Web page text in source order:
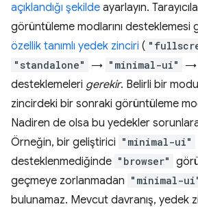
açıklandığı şekilde ayarlayın.
görüntüleme modlarını desteklemesi
özellik tanımlı yedek zinciri (
"standalone" → "minimal-ui" →
desteklemeleri gerekir. Belirli bir
zincirdeki bir sonraki görüntüleme
Nadiren de olsa bu yedekler
Örneğin, bir geliştirici "minimal-ui"
desteklenmediğinde "browser"
geçmeye zorlanmadan "minimal-
bulunamaz. Mevcut davranış, yedek